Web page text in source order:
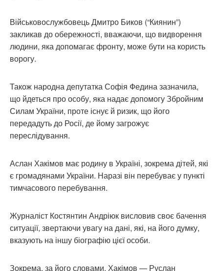
Військовослужбовець Дмитро Биков (“Киянин”)
закликав до обережності, вважаючи, що видворення
людини, яка допомагає фронту, може бути на користь
ворогу.
Також народна депутатка Софія Федина зазначила,
що йдеться про особу, яка надає допомогу Збройним
Силам України, проте існує й ризик, що його
передадуть до Росії, де йому загрожує
переслідування.
Аслан Хакімов має родину в Україні, зокрема дітей, які
є громадянами України. Наразі він перебуває у пункті
тимчасового перебування.
Журналіст Костянтин Андріюк висловив своє бачення
ситуації, звертаючи увагу на дані, які, на його думку,
вказують на іншу біографію цієї особи.
Зокрема, за його словами, Хакімов — Руслан